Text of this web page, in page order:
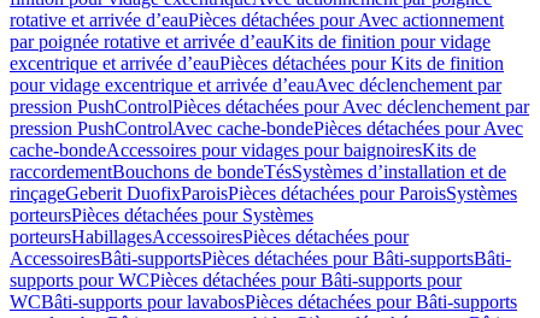
rotative et arrivée d’eauPièces détachées pour Avec actionnement
par poignée rotative et arrivée d’eauKits de finition pour vidage
excentrique et arrivée d’eauPièces détachées pour Kits de finition
pour vidage excentrique et arrivée d’eauAvec déclenchement par
pression PushControlPièces détachées pour Avec déclenchement par
pression PushControlAvec cache-bondePièces détachées pour Avec
cache-bondeAccessoires pour vidages pour baignoiresKits de
raccordementBouchons de bondeTésSystèmes d’installation et de
rinçageGeberit DuofixParoisPièces détachées pour ParoisSystèmes
porteursPièces détachées pour Systèmes
porteursHabillagesAccessoiresPièces détachées pour
AccessoiresBâti-supportsPièces détachées pour Bâti-supportsBâti-
supports pour WCPièces détachées pour Bâti-supports pour
WCBâti-supports pour lavabosPièces détachées pour Bâti-supports